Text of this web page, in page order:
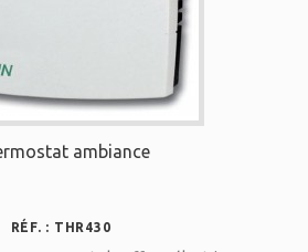
ambiance
RÉF. : THR430